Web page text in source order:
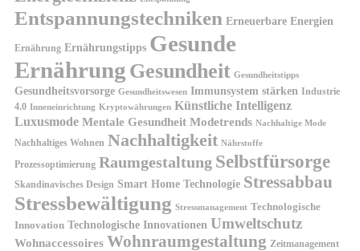
Entspannungstechniken Erneuerbare Energien
Ernährung Ernährungstipps Gesunde
Ernährung Gesundheit Gesundheitstipps
Gesundheitsvorsorge Gesundheitswesen Immunsystem stärken Industrie
4.0 Inneneinrichtung Kryptowährungen Künstliche Intelligenz
Luxusmode Mentale Gesundheit Modetrends Nachhaltige Mode
Nachhaltiges Wohnen Nachhaltigkeit Nährstoffe
Prozessoptimierung Raumgestaltung Selbstfürsorge
Skandinavisches Design Smart Home Technologie Stressabbau
Stressbewältigung Stressmanagement Technologische
Innovation Technologische Innovationen Umweltschutz
Wohnaccessoires Wohnraumgestaltung Zeitmanagement